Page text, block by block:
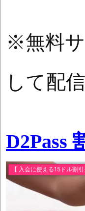
※無料
して配
D2Pass